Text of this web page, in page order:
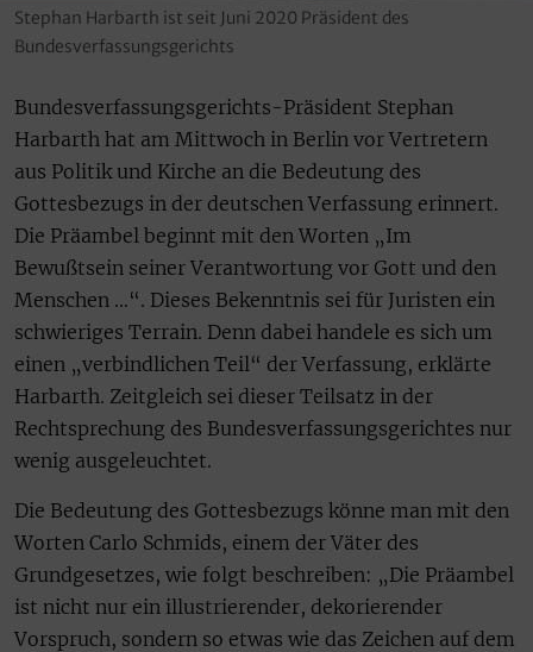
Stephan Harbarth ist seit Juni 2020 Präsident des
Bundesverfassungsgerichts
Bundesverfassungsgerichts-Präsident Stephan
Harbarth hat am Mittwoch in Berlin vor Vertretern
aus Politik und Kirche an die Bedeutung des
Gottesbezugs in der deutschen Verfassung erinnert.
Die Präambel beginnt mit den Worten „Im
Bewußtsein seiner Verantwortung vor Gott und den
Menschen …“. Dieses Bekenntnis sei für Juristen ein
schwieriges Terrain. Denn dabei handele es sich um
einen „verbindlichen Teil“ der Verfassung, erklärte
Harbarth. Zeitgleich sei dieser Teilsatz in der
Rechtsprechung des Bundesverfassungsgerichtes nur
wenig ausgeleuchtet.
Die Bedeutung des Gottesbezugs könne man mit den
Worten Carlo Schmids, einem der Väter des
Grundgesetzes, wie folgt beschreiben: „Die Präambel
ist nicht nur ein illustrierender, dekorierender
Vorspruch, sondern so etwas wie das Zeichen auf dem